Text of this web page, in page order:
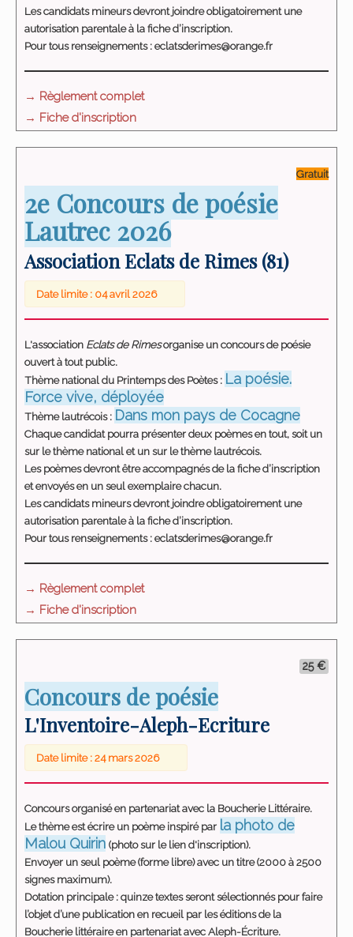
Les candidats mineurs devront joindre obligatoirement une
autorisation parentale à la fiche d’inscription.
Pour tous renseignements : eclatsderimes@orange.fr
→ Règlement complet
→ Fiche d'inscription
Gratuit
2e Concours de poésie
Lautrec 2026
Association Eclats de Rimes (81)
Date limite : 04 avril 2026
L'association Eclats de Rimesorganise un concours de poésie
ouvert à tout public.
Thème national du Printemps des Poètes : La poésie.
Force vive, déployée
Thème lautrécois : Dans mon pays de Cocagne
Chaque candidat pourra présenter deux poèmes en tout, soit un
sur le thème national et un sur le thème lautrécois.
Les poèmes devront être accompagnés de la fiche d’inscription
et envoyés en un seul exemplaire chacun.
Les candidats mineurs devront joindre obligatoirement une
autorisation parentale à la fiche d’inscription.
Pour tous renseignements : eclatsderimes@orange.fr
→ Règlement complet
→ Fiche d'inscription
25 €
Concours de poésie
L'Inventoire-Aleph-Ecriture
Date limite : 24 mars 2026
Concours organisé en partenariat avec la Boucherie Littéraire.
Le thème est écrire un poème inspiré par la photo de
Malou Quirin (photo sur le lien d'inscription).
Envoyer un seul poème (forme libre) avec un titre (2000 à 2500
signes maximum).
Dotation principale : quinze textes seront sélectionnés pour faire
l’objet d’une publication en recueil par les éditions de la
Boucherie littéraire en partenariat avec Aleph-Écriture.